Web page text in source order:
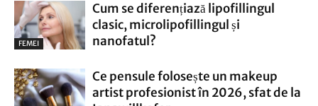
FEMEI
Cum se diferențiază lipofillingul
clasic, microlipofillingul și
nanofatul?
Ce pensule folosește un makeup
artist profesionist în 2026, sfat de la